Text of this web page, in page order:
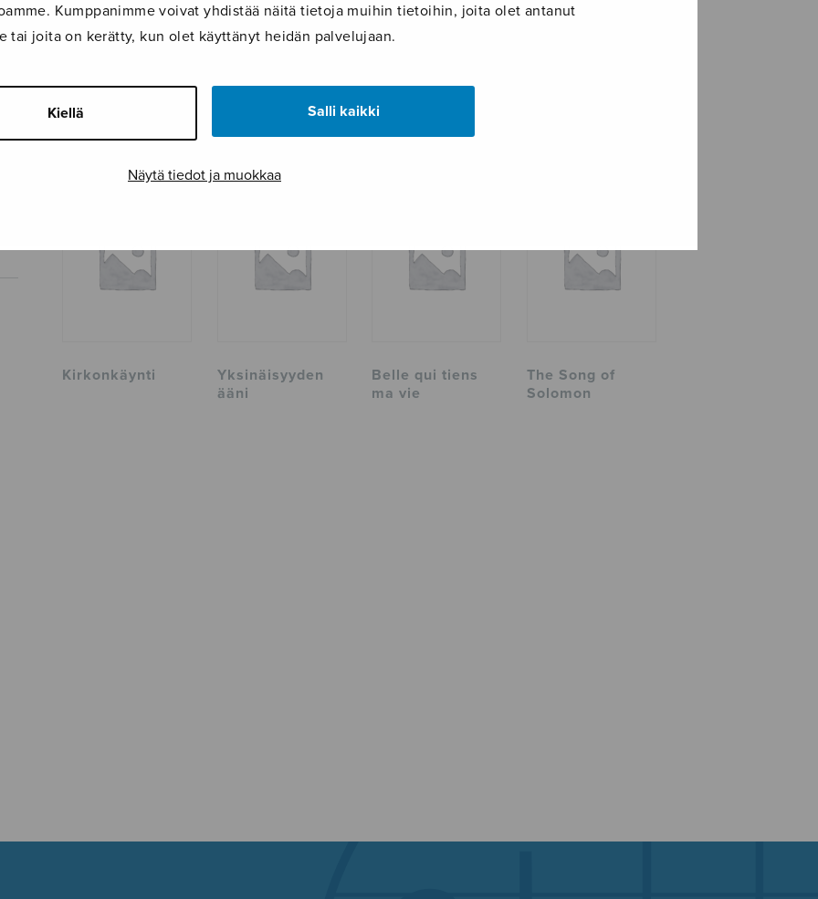
Kumppanimme voivat yhdistää näitä tietoja muihin tietoihin, joita olet antanut
tai joita on kerätty, kun olet käyttänyt heidän palvelujaan.
Kiellä Salli kaikki
Näytä tiedot ja muokkaa
Kirkonkäynti
Yksinäisyyden
ääni
Belle qui tiens
ma vie
The Song of
Solomon